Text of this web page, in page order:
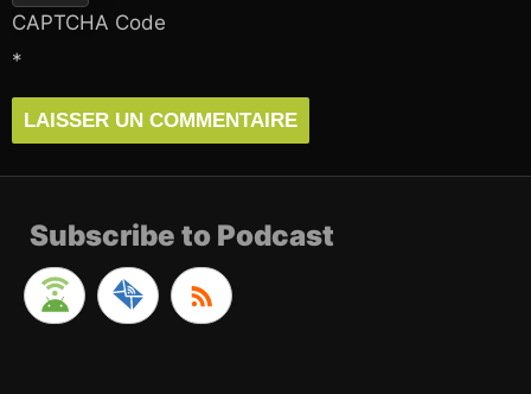
CAPTCHA Code
*
Subscribe to Podcast